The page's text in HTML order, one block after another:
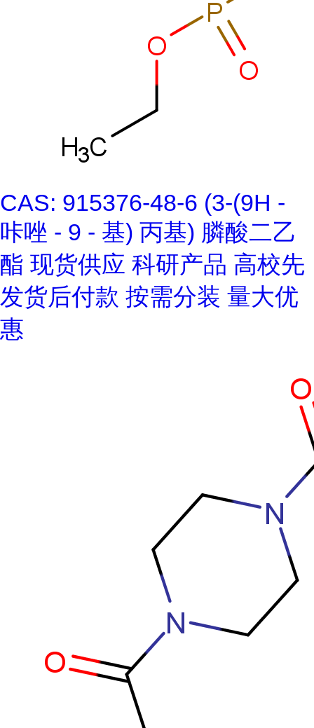
CAS: 915376-48-6 (3-(9H -
咔唑 - 9 - 基) 丙基) 膦酸二乙
酯 现货供应 科研产品 高校先
发货后付款 按需分装 量大优
惠